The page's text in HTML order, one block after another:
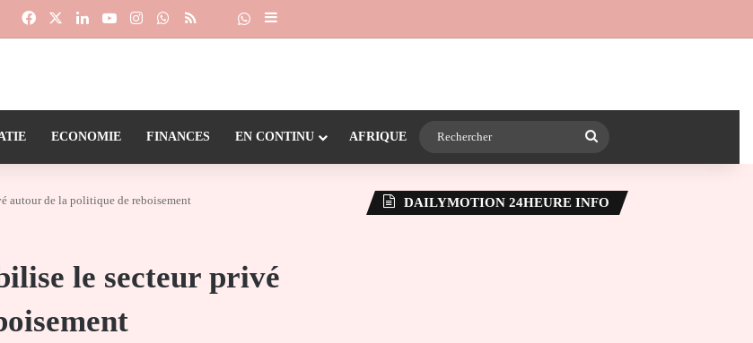
FacebookLinkedinYouTubeInstagramWhatsApp
RSS Dailymotion
Suivre la chaîne 24heureinfo sur WhatsApp
Sidebar (barre latérale)
ECONOMIE FINANCES EN CONTINU AFRIQUE
autour de la politique de reboisement
le secteur privé
DAILYMOTION 24HEURE INFO